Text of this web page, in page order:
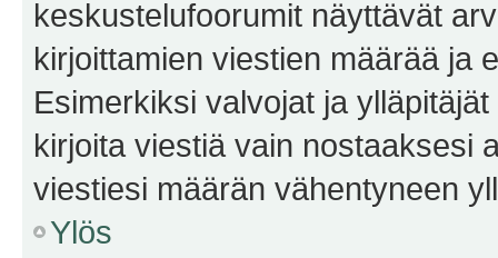
keskustelufoorumit näyttävät
kirjoittamien viestien määrää ja
Esimerkiksi valvojat ja
kirjoita viestiä vain nostaaksesi
viestiesi määrän vähentyneen
Ylös